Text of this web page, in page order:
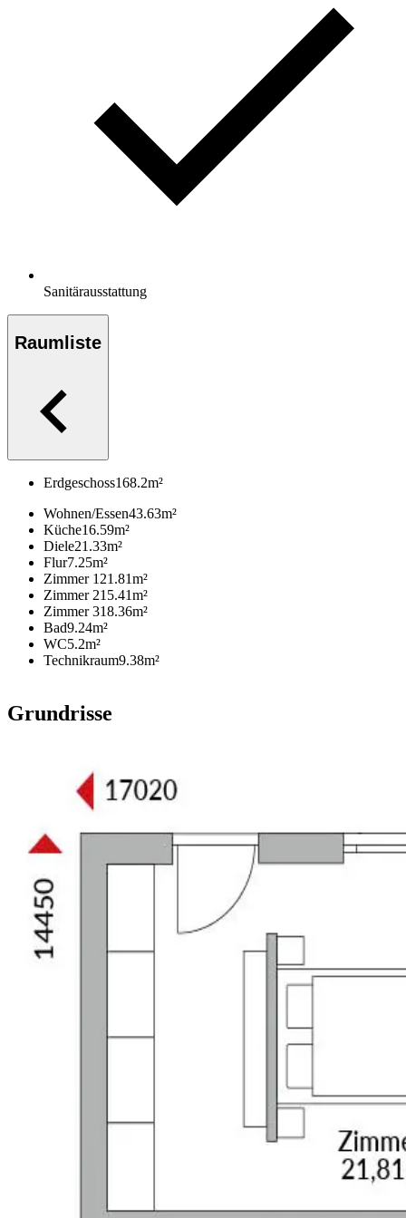
Sanitärausstattung
Raumliste
Erdgeschoss168.2m²
Wohnen/Essen43.63m²
Küche16.59m²
Diele21.33m²
Flur7.25m²
Zimmer 121.81m²
Zimmer 215.41m²
Zimmer 318.36m²
Bad9.24m²
WC5.2m²
Technikraum9.38m²
Grundrisse